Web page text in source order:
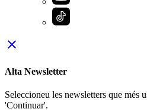
close
Alta Newsletter
Seleccioneu les newsletters que més
'Continuar'.